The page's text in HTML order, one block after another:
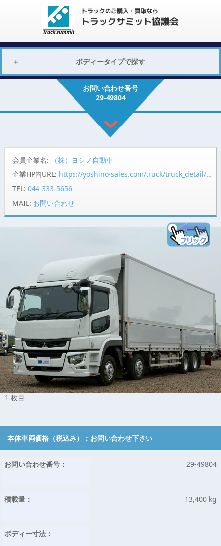
ボディータイプで探す
お問い合わせ番号
29-49804
会員企業名:
（株）ヨシノ自動車
企業HP内URL: https://yoshino-sales.com/truck/truck_detail/?id=53120
TEL: 044-333-5656
MAIL: お問い合わせ
1 枚目
本体車両価格（税込み）： お問い合わせ下さい
お問い合わせ番号： 29-49804
積載量： 13,400 kg
ボディー寸法：